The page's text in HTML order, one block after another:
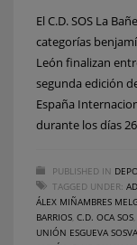
El C.D. SOS La
categorías
León finalizan
segunda edición
España
durante los días
PUBLISHED IN
TAGGED UNDER:
ÁLEX MIÑAMBRES
BARRIOS C.D. OCA SOS
UNIÓN ESGUEVA SOSVA